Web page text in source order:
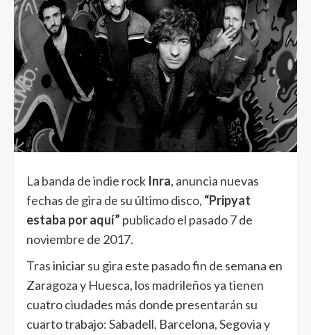
La banda de indie rock Inra, anuncia nuevas
fechas de gira de su último disco, “Pripyat
estaba por aquí” publicado el pasado 7 de
noviembre de 2017.
Tras iniciar su gira este pasado fin de semana en
Zaragoza y Huesca, los madrileños ya tienen
cuatro ciudades más donde presentarán su
cuarto trabajo: Sabadell, Barcelona, Segovia y